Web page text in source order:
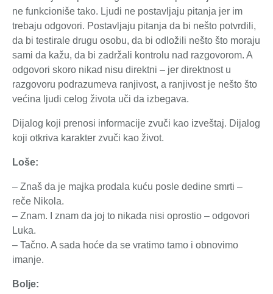
ne funkcioniše tako. Ljudi ne postavljaju pitanja jer im
trebaju odgovori. Postavljaju pitanja da bi nešto potvrdili,
da bi testirale drugu osobu, da bi odložili nešto što moraju
sami da kažu, da bi zadržali kontrolu nad razgovorom. A
odgovori skoro nikad nisu direktni – jer direktnost u
razgovoru podrazumeva ranjivost, a ranjivost je nešto što
većina ljudi celog života uči da izbegava.
Dijalog koji prenosi informacije zvuči kao izveštaj. Dijalog
koji otkriva karakter zvuči kao život.
Loše:
– Znaš da je majka prodala kuću posle dedine smrti –
reče Nikola.
– Znam. I znam da joj to nikada nisi oprostio – odgovori
Luka.
– Tačno. A sada hoće da se vratimo tamo i obnovimo
imanje.
Bolje: